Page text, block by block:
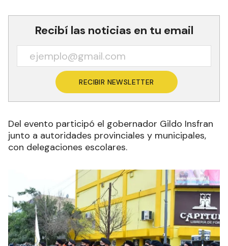
Recibí las noticias en tu email
RECIBIR NEWSLETTER
Del evento participó el gobernador Gildo Insfran
junto a autoridades provinciales y municipales,
con delegaciones escolares.